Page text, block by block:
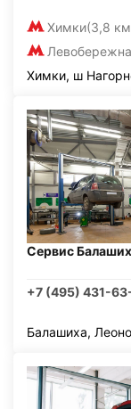
Химки(3,8
Химки, ш
Сервис
+7 (495) 431-
Балашиха,